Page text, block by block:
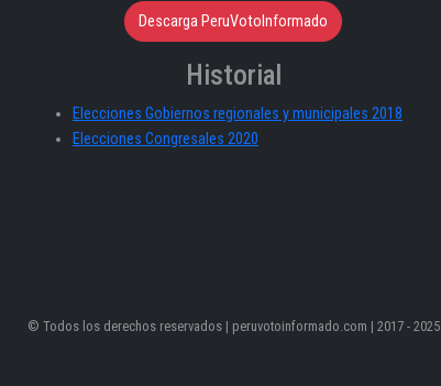
Descarga PeruVotoInformado
Historial
Elecciones Gobiernos regionales y municipales 2018
Elecciones Congresales 2020
© Todos los derechos reservados | peruvotoinformado.com | 2017 - 2025